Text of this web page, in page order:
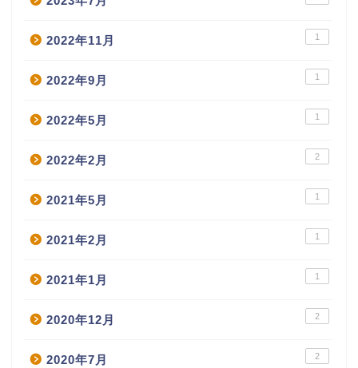
2022年11月 1
2022年9月 1
2022年5月 1
2022年2月 2
2021年5月 1
2021年2月 1
2021年1月 1
2020年12月 2
2020年7月 2